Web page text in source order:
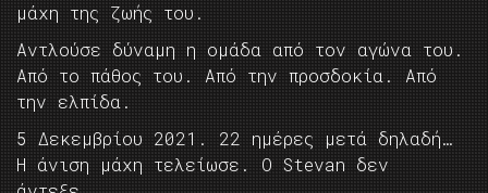
μάχη της ζωής του.
Αντλούσε δύναμη η ομάδα από τον αγώνα του.
Από το πάθος του. Από την προσδοκία. Από
την ελπίδα.
5 Δεκεμβρίου 2021. 22 ημέρες μετά δηλαδή…
Η άνιση μάχη τελείωσε. Ο Stevan δεν